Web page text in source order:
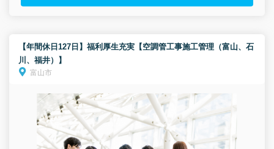
【年間休日127日】福利厚生充実【空調管工事施工管理（富山、石
川、福井）】
富山市